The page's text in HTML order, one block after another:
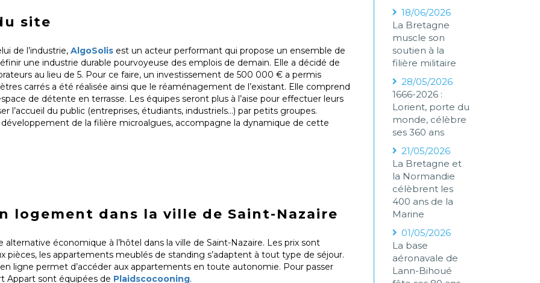
site
de l’industrie, AlgoSolis est un acteur performant qui propose un ensemble de
une industrie durable pourvoyeuse des emplois de demain. Elle a décidé de
au lieu de 5. Pour ce faire, un investissement de 500 000 € a permis
carrés a été réalisée ainsi que le réaménagement de l’existant. Elle comprend
de détente en terrasse. Les équipes seront plus à l’aise pour effectuer leurs
l’accueil du public (entreprises, étudiants, industriels…) par petits groupes.
développement de la filière microalgues, accompagne la dynamique de cette
logement dans la ville de Saint-Nazaire
alternative économique à l’hôtel dans la ville de Saint-Nazaire. Les prix sont
pièces, les appartements meublés de standing s’adaptent à tout type de séjour.
ligne permet d’accéder aux appartements en toute autonomie. Pour passer
Appart sont équipées de Plaidscocooning.
18/06/2026
La Bretagne
muscle son
soutien à la
filière militaire
28/05/2026
1666-2026 :
Lorient, porte du
monde, célèbre
ses 360 ans
21/05/2026
La Bretagne et
la Normandie
célèbrent les
400 ans de la
Marine
01/05/2026
La base
aéronavale de
Lann-Bihoué